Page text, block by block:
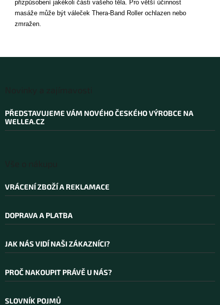
přizpůsobení jakékoli části vašeho těla. Pro větší účinnost
masáže může být váleček Thera-Band Roller ochlazen nebo
zmražen.
PŘEDSTAVUJEME VÁM NOVÉHO ČESKÉHO VÝROBCE NA
WELLEA.CZ
VRÁCENÍ ZBOŽÍ A REKLAMACE
DOPRAVA A PLATBA
JAK NÁS VIDÍ NAŠI ZÁKAZNÍCI?
PROČ NAKOUPIT PRÁVĚ U NÁS?
SLOVNÍK POJMŮ